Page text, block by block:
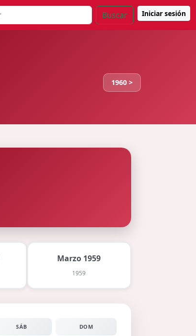
Buscar Iniciar sesión
1960 >
Marzo 1959
1959
SÁB DOM